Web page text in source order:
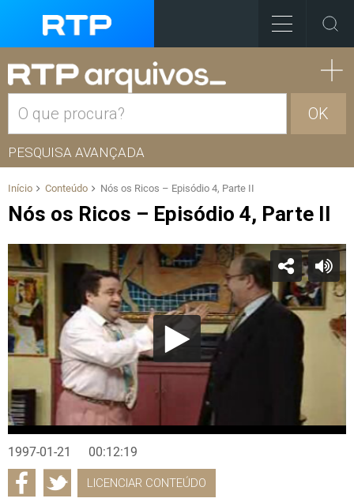
OK
PESQUISA AVANÇADA
Início Conteúdo Nós os Ricos – Episódio 4, Parte II
Nós os Ricos – Episódio 4, Parte II
1997-01-21 00:12:19
LICENCIAR CONTEÚDO